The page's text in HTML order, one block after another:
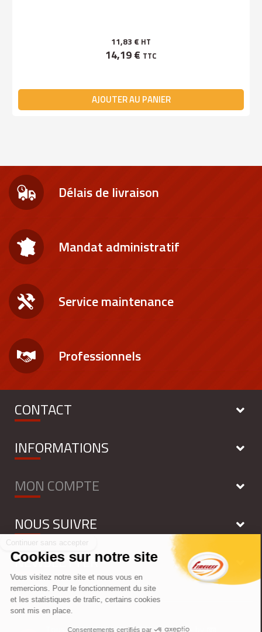
11,83 € HT
14,19 € TTC
AJOUTER AU PANIER
Délais de livraison
Mandat administratif
Service maintenance
Professionnels
CONTACT
INFORMATIONS
MON COMPTE
NOUS SUIVRE
NEWSLETTER
Tous droits réservés - FIRELESS 2018 - by